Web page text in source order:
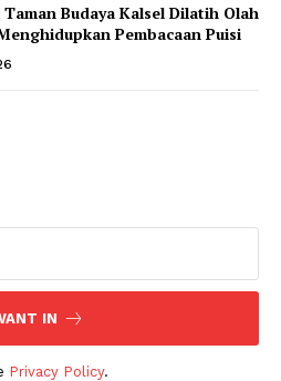
Budaya Kalsel Dilatih Olah
Pembacaan Puisi
IN
Privacy Policy.